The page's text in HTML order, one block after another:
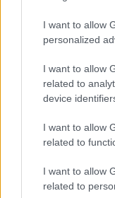
I want to allow
personalized
I want to allow
related to
device
I want to allow
related to
I want to allow
related to
La crisi
mostra anche il
migliaia di
autorità faticano
autonoma
Poco prima